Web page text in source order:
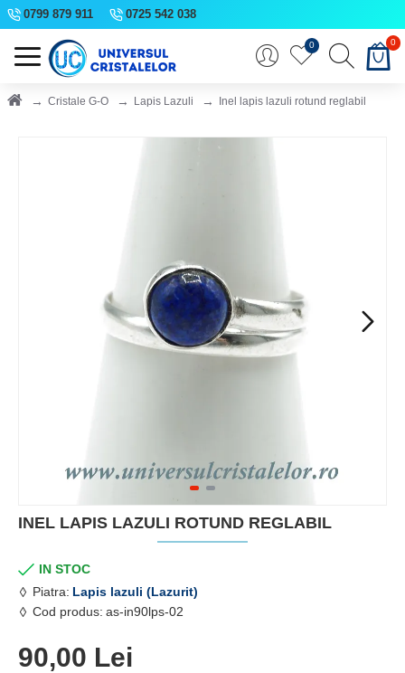
0799 879 911 0725 542 038
0 0
Cristale G-O Lapis Lazuli Inel lapis lazuli rotund reglabil
INEL LAPIS LAZULI ROTUND REGLABIL
IN STOC
Piatra: Lapis lazuli (Lazurit)
Cod produs: as-in90lps-02
90,00 Lei